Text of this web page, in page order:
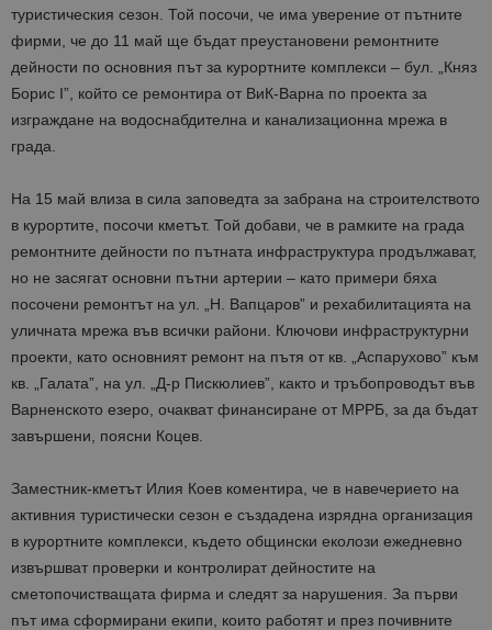
туристическия сезон. Той посочи, че има уверение от пътните
фирми, че до 11 май ще бъдат преустановени ремонтните
дейности по основния път за курортните комплекси – бул. „Княз
Борис I”, който се ремонтира от ВиК-Варна по проекта за
изграждане на водоснабдителна и канализационна мрежа в
града.
На 15 май влиза в сила заповедта за забрана на строителството
в курортите, посочи кметът. Той добави, че в рамките на града
ремонтните дейности по пътната инфраструктура продължават,
но не засягат основни пътни артерии – като примери бяха
посочени ремонтът на ул. „Н. Вапцаров” и рехабилитацията на
уличната мрежа във всички райони. Ключови инфраструктурни
проекти, като основният ремонт на пътя от кв. „Аспарухово” към
кв. „Галата”, на ул. „Д-р Пискюлиев”, както и тръбопроводът във
Варненското езеро, очакват финансиране от МРРБ, за да бъдат
завършени, поясни Коцев.
Заместник-кметът Илия Коев коментира, че в навечерието на
активния туристически сезон е създадена изрядна организация
в курортните комплекси, където общински еколози ежедневно
извършват проверки и контролират дейностите на
сметопочистващата фирма и следят за нарушения. За първи
път има сформирани екипи, които работят и през почивните